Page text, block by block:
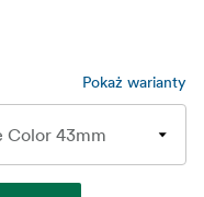
Pokaż warianty